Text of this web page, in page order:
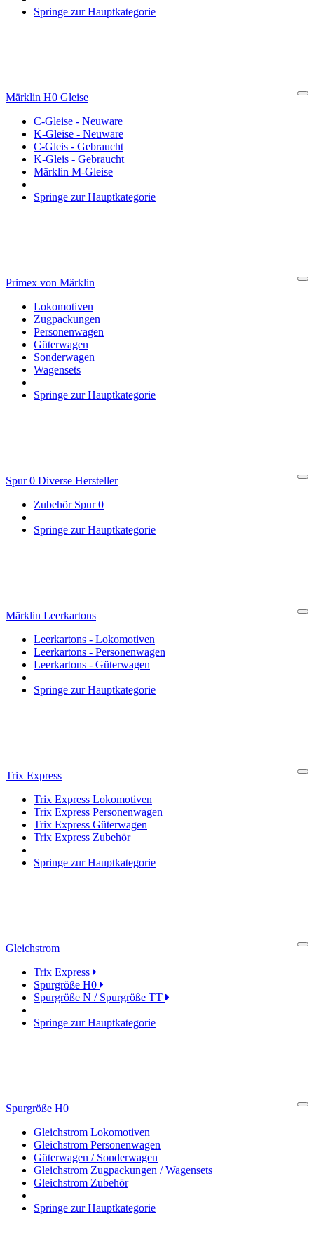
Springe zur Hauptkategorie
Märklin H0 Gleise
C-Gleise - Neuware
K-Gleise - Neuware
C-Gleis - Gebraucht
K-Gleis - Gebraucht
Märklin M-Gleise
Springe zur Hauptkategorie
Primex von Märklin
Lokomotiven
Zugpackungen
Personenwagen
Güterwagen
Sonderwagen
Wagensets
Springe zur Hauptkategorie
Spur 0 Diverse Hersteller
Zubehör Spur 0
Springe zur Hauptkategorie
Märklin Leerkartons
Leerkartons - Lokomotiven
Leerkartons - Personenwagen
Leerkartons - Güterwagen
Springe zur Hauptkategorie
Trix Express
Trix Express Lokomotiven
Trix Express Personenwagen
Trix Express Güterwagen
Trix Express Zubehör
Springe zur Hauptkategorie
Gleichstrom
Trix Express
Spurgröße H0
Spurgröße N / Spurgröße TT
Springe zur Hauptkategorie
Spurgröße H0
Gleichstrom Lokomotiven
Gleichstrom Personenwagen
Güterwagen / Sonderwagen
Gleichstrom Zugpackungen / Wagensets
Gleichstrom Zubehör
Springe zur Hauptkategorie